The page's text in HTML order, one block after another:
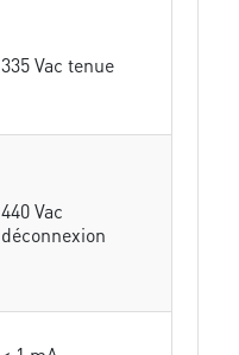
335 Vac tenue
440 Vac
déconnexion